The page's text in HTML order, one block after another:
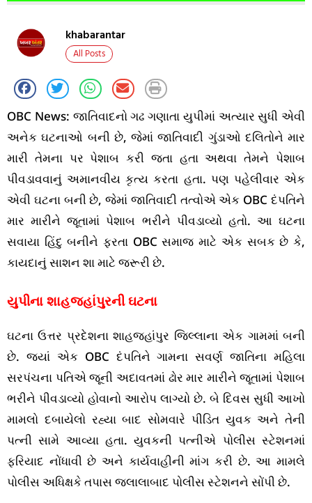
khabarantar
All Posts
OBC News: જાતિવાદનો ગઢ ગણાતા યુપીમાં અત્યાર સુધી એવી
અનેક ઘટનાઓ બની છે, જેમાં જાતિવાદી ગુંડાઓ દલિતોને માર
મારી તેમના પર પેશાબ કરી જતા હતા અથવા તેમને પેશાબ
પીવડાવવાનું અમાનવીય કૃત્ય કરતા હતા. પણ પહેલીવાર એક
એવી ઘટના બની છે, જેમાં જાતિવાદી તત્વોએ એક OBC દંપતિને
માર મારીને જૂતામાં પેશાબ ભરીને પીવડાવ્યો હતો. આ ઘટના
સવાયા હિંદુ બનીને ફરતા OBC સમાજ માટે એક સબક છે કે,
કાયદાનું સાશન શા માટે જરૂરી છે.
યુપીના શાહજહાંપુરની ઘટના
ઘટના ઉત્તર પ્રદેશના શાહજહાંપુર જિલ્લાના એક ગામમાં બની
છે. જ્યાં એક OBC દંપતિને ગામના સવર્ણ જાતિના મહિલા
સરપંચના પતિએ જૂની અદાવતમાં ઢોર માર મારીને જૂતામાં પેશાબ
ભરીને પીવડાવ્યો હોવાનો આરોપ લાગ્યો છે. બે દિવસ સુધી આખો
મામલો દબાયેલો રહ્યા બાદ સોમવારે પીડિત યુવક અને તેની
પત્ની સામે આવ્યા હતા. યુવકની પત્નીએ પોલીસ સ્ટેશનમાં
ફરિયાદ નોંધાવી છે અને કાર્યવાહીની માંગ કરી છે. આ મામલે
પોલીસ અધિક્ષકે તપાસ જલાલાબાદ પોલીસ સ્ટેશનને સોંપી છે.